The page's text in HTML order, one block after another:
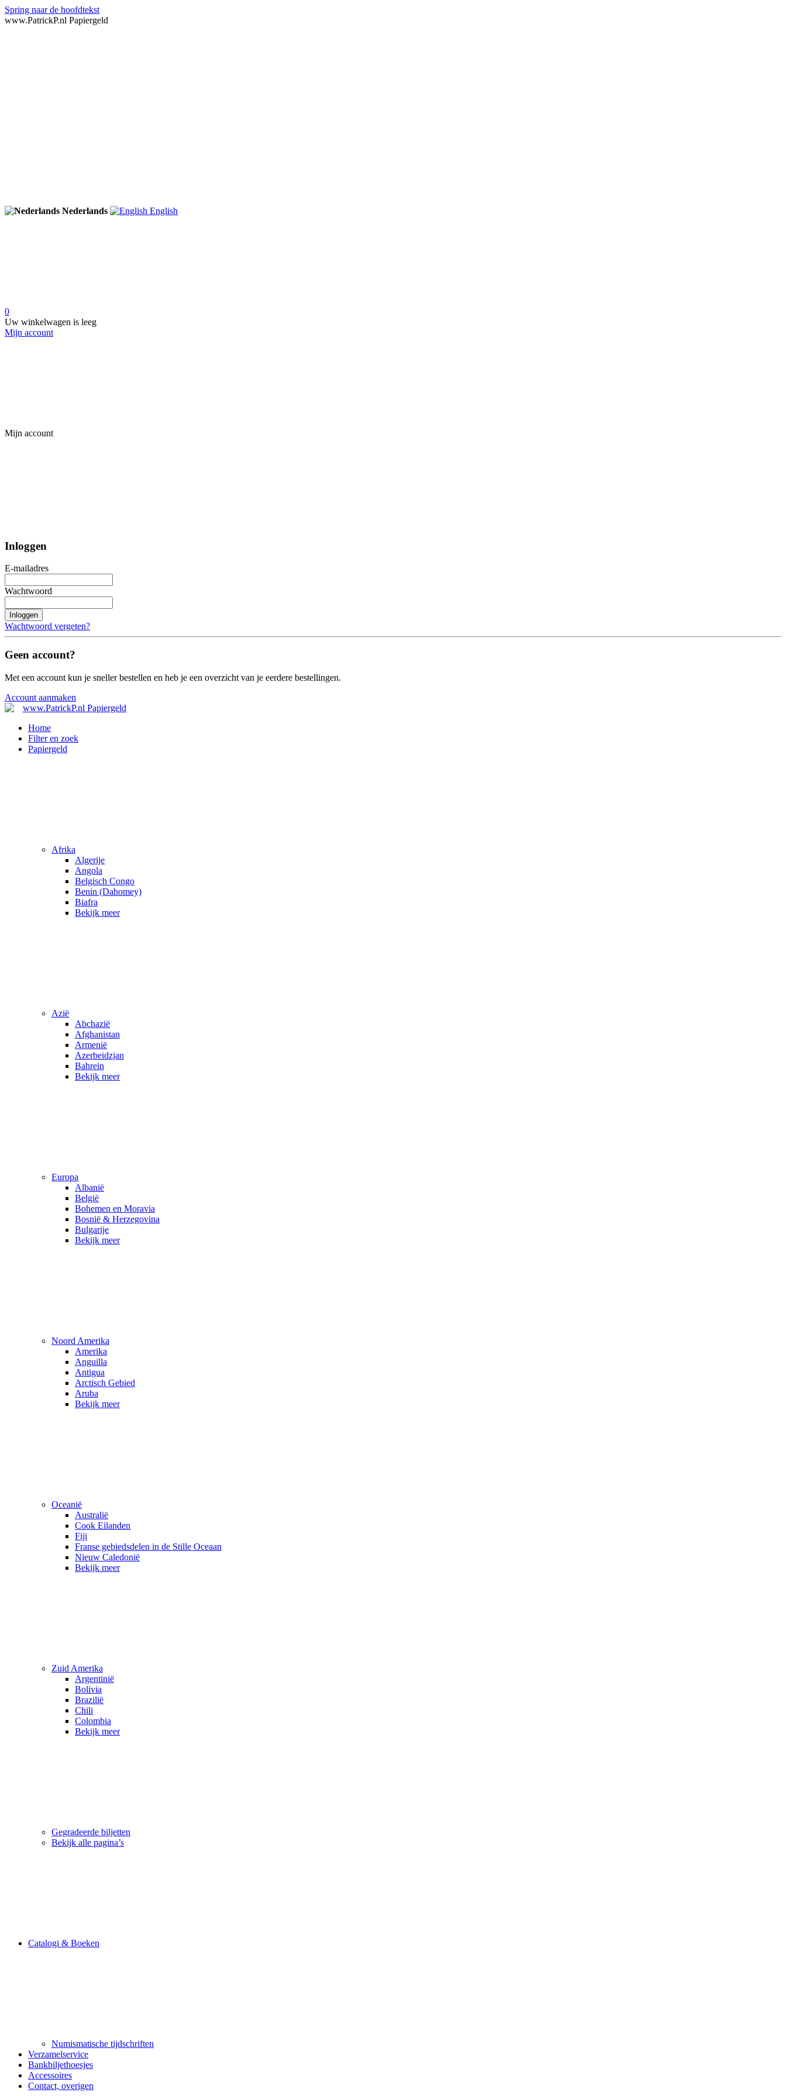
Spring naar de hoofdtekst
www.PatrickP.nl Papiergeld
Nederlands English
0
Uw winkelwagen is leeg
Mijn account
Mijn account
Inloggen
E-mailadres
Wachtwoord
Inloggen
Wachtwoord vergeten?
Geen account?
Met een account kun je sneller bestellen en heb je een overzicht van je eerdere bestellingen.
Account aanmaken
Home
Filter en zoek
Papiergeld
Afrika
Algerije
Angola
Belgisch Congo
Benin (Dahomey)
Biafra
Bekijk meer
Azië
Abchazië
Afghanistan
Armenië
Azerbeidzjan
Bahrein
Bekijk meer
Europa
Albanië
België
Bohemen en Moravia
Bosnië & Herzegovina
Bulgarije
Bekijk meer
Noord Amerika
Amerika
Anguilla
Antigua
Arctisch Gebied
Aruba
Bekijk meer
Oceanië
Australië
Cook Eilanden
Fiji
Franse gebiedsdelen in de Stille Oceaan
Nieuw Caledonië
Bekijk meer
Zuid Amerika
Argentinië
Bolivia
Brazilië
Chili
Colombia
Bekijk meer
Gegradeerde biljetten
Bekijk alle pagina’s
Catalogi & Boeken
Numismatische tijdschriften
Verzamelservice
Bankbiljethoesjes
Accessoires
Contact, overigen